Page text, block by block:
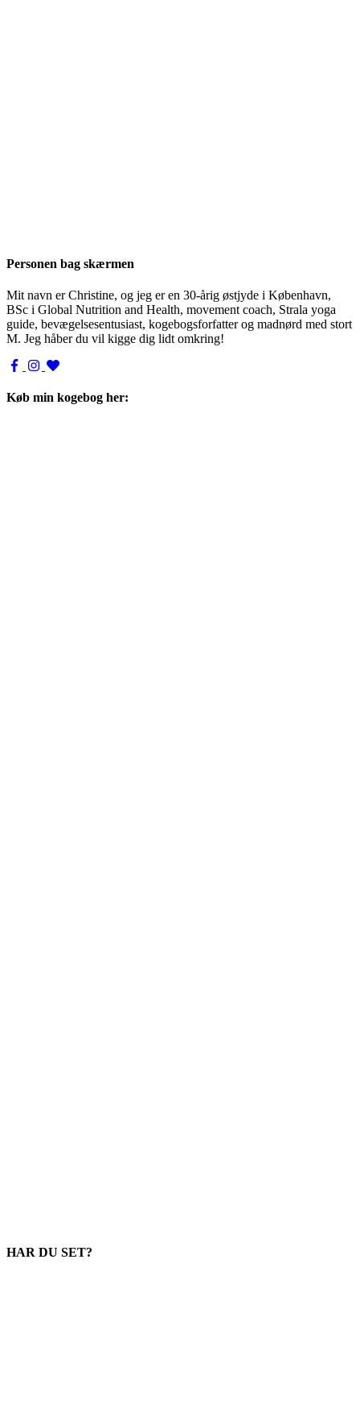
Personen bag skærmen
Mit navn er Christine, og jeg er en 30-årig østjyde i København,
BSc i Global Nutrition and Health, movement coach, Strala yoga
guide, bevægelsesentusiast, kogebogsforfatter og madnørd med stort
M. Jeg håber du vil kigge dig lidt omkring!
Køb min kogebog her:
HAR DU SET?